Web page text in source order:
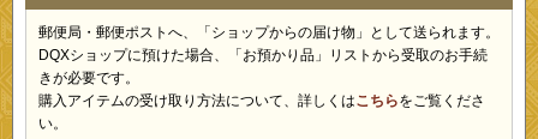
郵便局・郵便ポストへ、「ショップからの届け物」として送られます。
DQXショップに預けた場合、「お預かり品」リストから受取のお手続
きが必要です。
購入アイテムの受け取り方法について、詳しくはこちらをご覧くださ
い。